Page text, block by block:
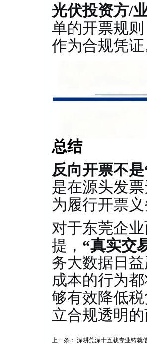
光伏投资方/
单的开票规
作为合规凭
总结
反向开票不
是在源头发
为履行开票
对于东莞企
提， “真实交
务大数据日
成本的行为
够有效降低
立合规透明
上一条： 深耕莞深十五载专业铸就